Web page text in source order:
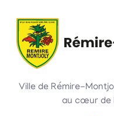
Ville de Rémire-
au cœur de